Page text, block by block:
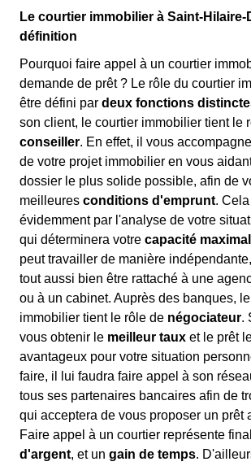
Le courtier immobilier à Saint-Hilaire-
définition
Pourquoi faire appel à un courtier
demande de prêt ? Le rôle du courtier
être défini par deux fonctions
son client, le courtier immobilier tient le
conseiller. En effet, il vous
de votre projet immobilier en vous
dossier le plus solide possible, afin de
meilleures conditions d'emprunt.
évidemment par l'analyse de votre
qui déterminera votre capacité
peut travailler de manière
tout aussi bien être rattaché à une
ou à un cabinet. Auprès des banques,
immobilier tient le rôle de négociateur.
vous obtenir le meilleur taux et le prêt
avantageux pour votre situation
faire, il lui faudra faire appel à son
tous ses partenaires bancaires afin de
qui acceptera de vous proposer un prêt
Faire appel à un courtier représente
d'argent, et un gain de temps.